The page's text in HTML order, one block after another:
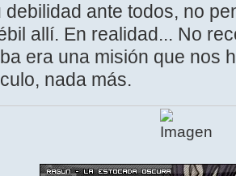
debilidad ante todos, no
allí. En realidad... No
era una misión que nos
nada más.